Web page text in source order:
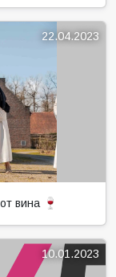
22.04.2023
вина 🍷
10.01.2023